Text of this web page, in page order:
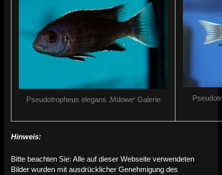
Pseudotropheus elegans ‚Mdowe‘ Galerie
Hinweis:
Bitte beachten Sie: Alle auf dieser Webseite verwendeten
Bilder wurden mit ausdrücklicher Genehmigung des